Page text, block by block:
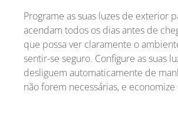
Programe as suas luzes de exterior
acendam todos os dias antes de
que possa ver claramente o
sentir-se seguro. Configure as suas
desliguem automaticamente de
não forem necessárias, e economize